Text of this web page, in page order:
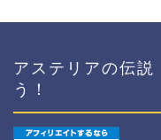
アステリアの伝
う！